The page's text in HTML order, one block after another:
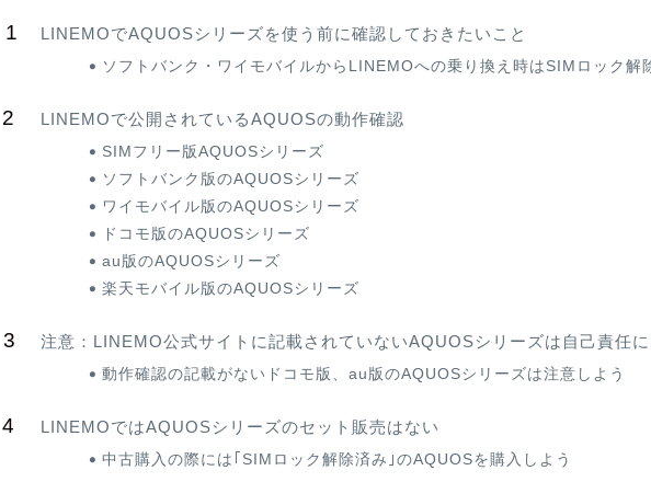
LINEMOでAQUOSシリーズを使う前に確認しておきたいこと
ソフトバンク・ワイモバイルからLINEMOへの乗り換え時はSIMロック解
LINEMOで公開されているAQUOSの動作確認
SIMフリー版AQUOSシリーズ
ソフトバンク版のAQUOSシリーズ
ワイモバイル版のAQUOSシリーズ
ドコモ版のAQUOSシリーズ
au版のAQUOSシリーズ
楽天モバイル版のAQUOSシリーズ
注意：LINEMO公式サイトに記載されていないAQUOSシリーズは自己責任に
動作確認の記載がないドコモ版、au版のAQUOSシリーズは注意しよう
LINEMOではAQUOSシリーズのセット販売はない
中古購入の際には｢SIMロック解除済み｣のAQUOSを購入しよう